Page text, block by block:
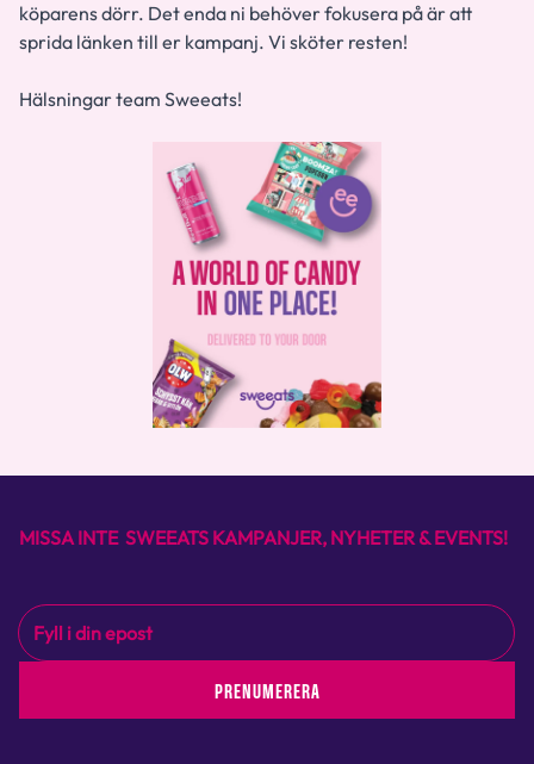
köparens dörr. Det enda ni behöver fokusera på är att
sprida länken till er kampanj. Vi sköter resten!
Hälsningar team Sweeats!
MISSA INTE SWEEATS KAMPANJER, NYHETER & EVENTS!
PRENUMERERA